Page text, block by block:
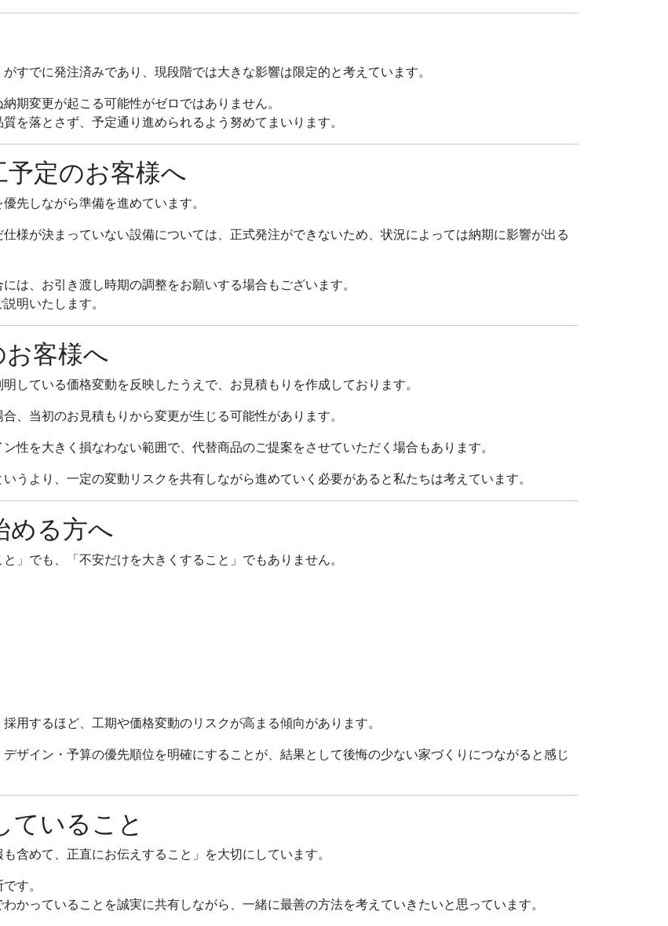
すでに発注済みであり、現段階では大きな影響は限定的と考えています。
期変更が起こる可能性がゼロではありません。
を落とさず、予定通り進められるよう努めてまいります。
定のお客様へ
先しながら準備を進めています。
様が決まっていない設備については、正式発注ができないため、状況によっては納期に影響が出る
は、お引き渡し時期の調整をお願いする場合もございます。
明いたします。
客様へ
している価格変動を反映したうえで、お見積もりを作成しております。
、当初のお見積もりから変更が生じる可能性があります。
性を大きく損なわない範囲で、代替商品のご提案をさせていただく場合もあります。
うより、一定の変動リスクを共有しながら進めていく必要があると私たちは考えています。
める方へ
」でも、「不安だけを大きくすること」でもありません。
用するほど、工期や価格変動のリスクが高まる傾向があります。
ザイン・予算の優先順位を明確にすることが、結果として後悔の少ない家づくりにつながると感じ
ていること
含めて、正直にお伝えすること」を大切にしています。
す。
かっていることを誠実に共有しながら、一緒に最善の方法を考えていきたいと思っています。